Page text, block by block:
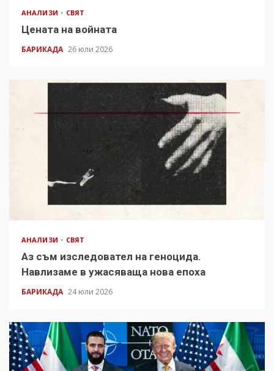
АНАЛИЗИ СВЯТ
Цената на войната
БАРИКАДА 26 юли 2026
АНАЛИЗИ СВЯТ
Аз съм изследовател на геноцида.
Навлизаме в ужасяваща нова епоха
БАРИКАДА 24 юли 2026